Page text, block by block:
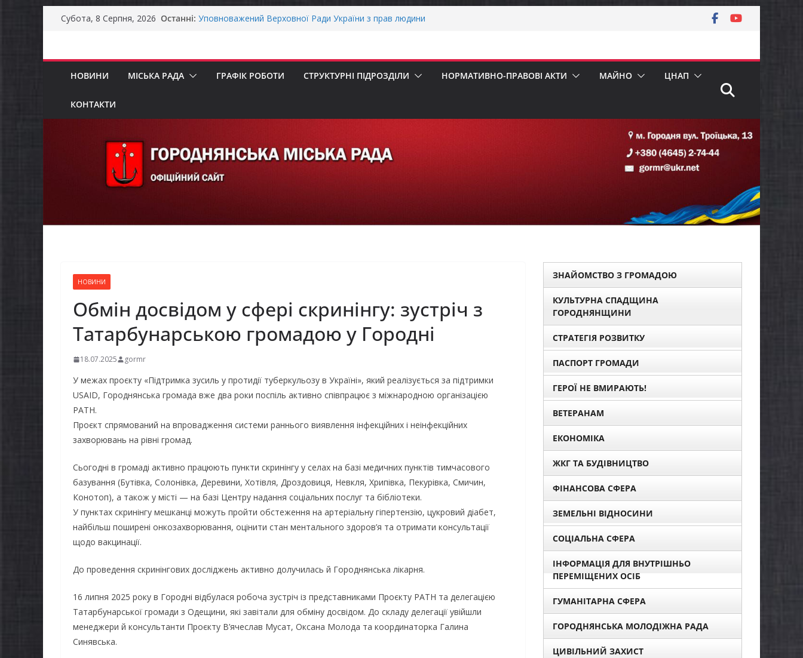
Перейти
Субота, 8 Серпня, 2026 Останні: Як отримати компенсацію за товари, придбані для
Захищай небо Чернігівщини!
НОВИНИ МІСЬКА РАДА ГРАФІК РОБОТИ СТРУКТУРНІ ПІДРОЗДІЛИ НОРМАТИВНО-ПРАВОВІ АКТИ МАЙНО ЦНАП
КОНТАКТИ
НОВИНИ
Обмін досвідом у сфері скринінгу: зустріч з
Татарбунарською громадою у Городні
18.07.2025 gormr
У межах проєкту «Підтримка зусиль у протидії туберкульозу в Україні», який реалізується за підтримки
USAID, Городнянська громада вже два роки поспіль активно співпрацює з міжнародною організацією
РАТН.
Проєкт спрямований на впровадження системи раннього виявлення інфекційних і неінфекційних
захворювань на рівні громад.
Сьогодні в громаді активно працюють пункти скринінгу у селах на базі медичних пунктів тимчасового
базування (Бутівка, Солонівка, Деревини, Хотівля, Дроздовиця, Невкля, Хрипівка, Пекурівка, Смичин,
Конотоп), а також у місті — на базі Центру надання соціальних послуг та бібліотеки.
У пунктах скринінгу мешканці можуть пройти обстеження на артеріальну гіпертензію, цукровий діабет,
найбільш поширені онкозахворювання, оцінити стан ментального здоров’я та отримати консультації
щодо вакцинації.
До проведення скринінгових досліджень активно долучилась й Городнянська лікарня.
16 липня 2025 року в Городні відбулася робоча зустріч із представниками Проєкту РАТН та делегацією
Татарбунарської громади з Одещини, які завітали для обміну досвідом. До складу делегації увійшли
менеджери й консультанти Проєкту В’ячеслав Мусат, Оксана Молода та координаторка Галина
Синявська.
ЗНАЙОМСТВО З ГРОМАДОЮ
КУЛЬТУРНА СПАДЩИНА
ГОРОДНЯНЩИНИ
СТРАТЕГІЯ РОЗВИТКУ
ПАСПОРТ ГРОМАДИ
ГЕРОЇ НЕ ВМИРАЮТЬ!
ВЕТЕРАНАМ
ЕКОНОМІКА
ЖКГ ТА БУДІВНИЦТВО
ФІНАНСОВА СФЕРА
ЗЕМЕЛЬНІ ВІДНОСИНИ
СОЦІАЛЬНА СФЕРА
ІНФОРМАЦІЯ ДЛЯ ВНУТРІШНЬО
ПЕРЕМІЩЕНИХ ОСІБ
ГУМАНІТАРНА СФЕРА
ГОРОДНЯНСЬКА МОЛОДІЖНА РАДА
ЦИВІЛЬНИЙ ЗАХИСТ